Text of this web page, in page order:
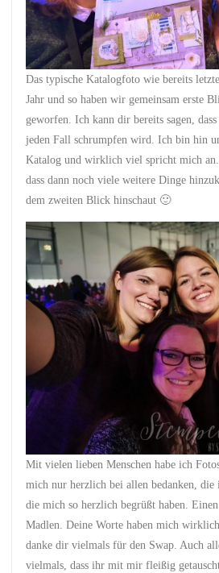
Das typische Katalogfoto wie bereits
Jahr und so haben wir gemeinsam erste
geworfen. Ich kann dir bereits sagen,
jeden Fall schrumpfen wird. Ich bin hin
Katalog und wirklich viel spricht mich
dass dann noch viele weitere Dinge
dem zweiten Blick hinschaut 🙂
Mit vielen lieben Menschen habe ich
mich nur herzlich bei allen bedanken, die
die mich so herzlich begrüßt haben.
Madlen. Deine Worte haben mich
danke dir vielmals für den Swap. Auch
vielmals, dass ihr mit mir fleißig